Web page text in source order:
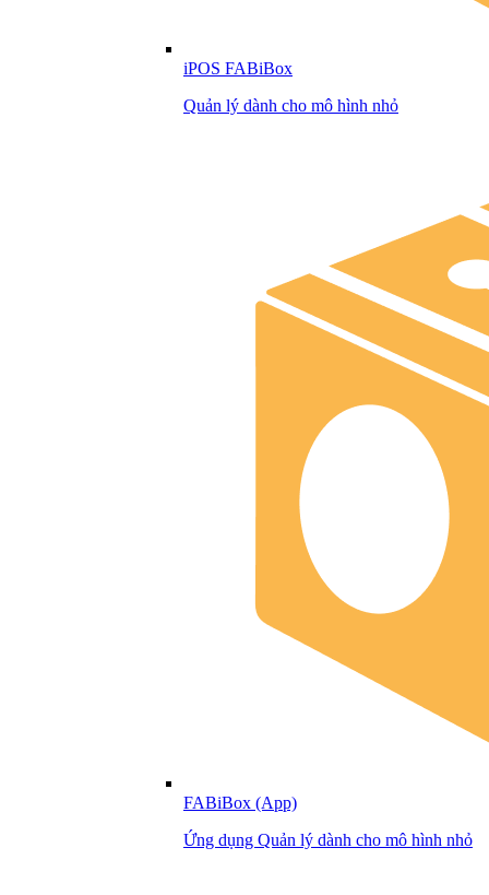
iPOS FABiBox
Quản lý dành cho mô hình nhỏ
FABiBox (App)
Ứng dụng Quản lý dành cho mô hình nhỏ